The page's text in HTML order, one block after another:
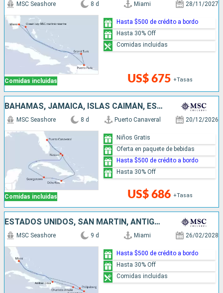
Comidas incluidas
MSC Seashore 8 d Miami 28/11/2027
US$ 675 +Tasas
Hasta $500 de crédito a bordo
Hasta 30% Off
Comidas incluidas
BAHAMAS, JAMAICA, ISLAS CAIMÁN, ESTADOS UNIDOS
Comidas incluidas
MSC Seashore 8 d Puerto Canaveral 20/12/2026
US$ 686 +Tasas
Niños Gratis
Oferta en paquete de bebidas
Hasta $500 de crédito a bordo
Hasta 30% Off
ESTADOS UNIDOS, SAN MARTÍN, ANTIGUA Y BARBUDA, REPÚBLICA DOMINICANA
MSC Seashore 9 d Miami 26/02/2028
Hasta $500 de crédito a bordo
Hasta 30% Off
Comidas incluidas